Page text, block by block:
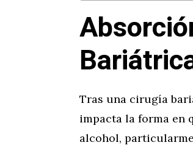
Tras una cirugía
impacta la forma en
alcohol,